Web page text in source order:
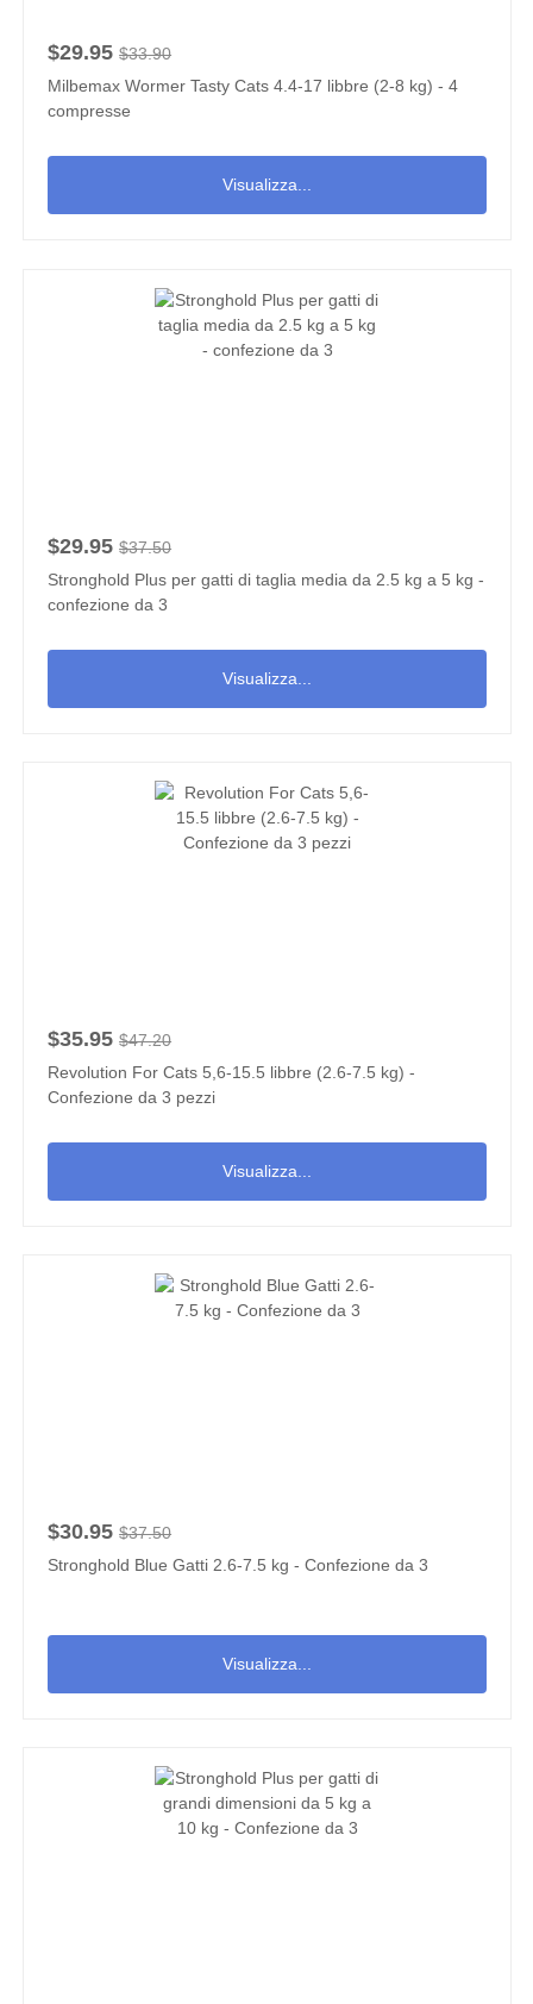
$29.95 $33.90
Milbemax Wormer Tasty Cats 4.4-17 libbre (2-8 kg) - 4
compresse
Visualizza...
$29.95 $37.50
Stronghold Plus per gatti di taglia media da 2.5 kg a 5 kg -
confezione da 3
Visualizza...
$35.95 $47.20
Revolution For Cats 5,6-15.5 libbre (2.6-7.5 kg) -
Confezione da 3 pezzi
Visualizza...
$30.95 $37.50
Stronghold Blue Gatti 2.6-7.5 kg - Confezione da 3
Visualizza...